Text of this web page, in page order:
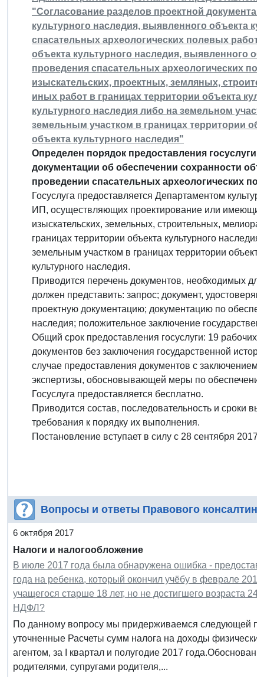
"Согласование разделов проектной
культурного наследия, выявленного объекта
спасательных археологических полевых работ
объекта культурного наследия, выявленного
проведения спасательных археологических
изыскательских, проектных, земляных,
иных работ в границах территории объекта
культурного наследия либо на земельном
земельным участком в границах территории
объекта культурного наследия"
Определен порядок предоставления госуслуги
документации об обеспечении сохранности
проведении спасательных археологических
Госуслуга предоставляется Департаментом
ИП, осуществляющих проектирование или
изыскательских, земельных, строительных,
границах территории объекта культурного
земельным участком в границах территории
культурного наследия.
Приводится перечень документов, необходимых
должен представить: запрос; документ,
проектную документацию; документацию по
наследия; положительное заключение
Общий срок предоставления госуслуги: 19
документов без заключения государственной
случае предоставления документов с заключением
экспертизы, обосновывающей меры по
Госуслуга предоставляется бесплатно.
Приводится состав, последовательность и сроки
требования к порядку их выполнения.
Постановление вступает в силу с 28 сентября 2017
Вопросы и ответы Правового
6 октября 2017
Налоги и налогообложение
В июле 2017 года была обнаружена ошибка -
года на ребенка, который окончил учёбу в феврале
учащегося старше 18 лет, но не достигшего возраста
НДФЛ?
По данному вопросу мы придерживаемся следующей
уточненные Расчеты сумм налога на доходы
агентом, за I квартал и полугодие 2017
родителями, супругами родителя,...